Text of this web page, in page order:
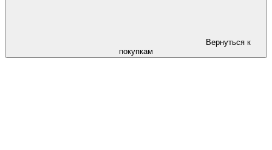
Вернуться к
покупкам